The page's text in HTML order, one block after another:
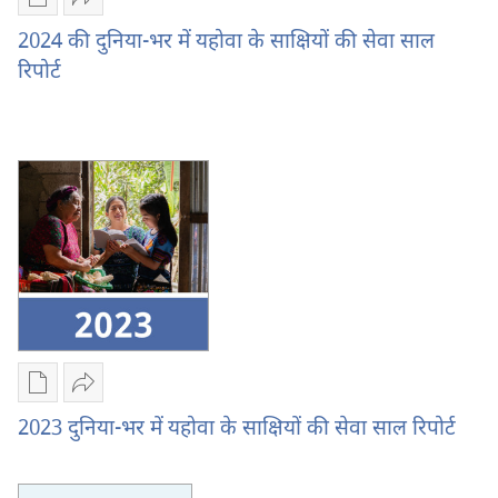
डिजिटल
प्रकाशन
डाऊनलोड
दुनिया-
भर
में
यहोवा
के
साक्षियों
सेवा
साल
रिपोर्ट
दूसरों
को
भेजें
भर
में
यहोवा
के
साक्षियों
की
सेवा
साल
रिपोर्ट
2024 की दुनिया-भर में यहोवा के साक्षियों की सेवा साल
रिपोर्ट
डिजिटल
प्रकाशन
डाऊनलोड
दूसरों
को
2023 दुनिया-भर में यहोवा के साक्षियों की सेवा साल रिपोर्ट